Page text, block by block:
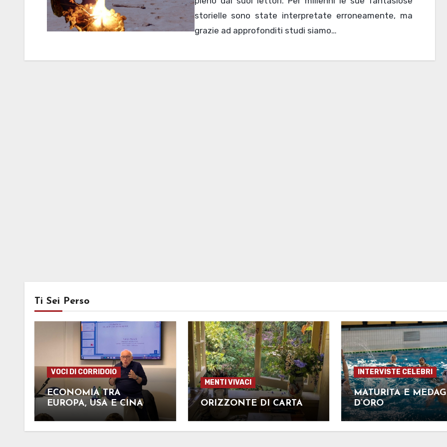
storielle sono state interpretate erroneamente, ma
grazie ad approfonditi studi siamo…
Ti Sei Perso
VOCI DI CORRIDOIO
ECONOMIA TRA
EUROPA, USA E CINA
MENTI VIVACI
ORIZZONTE DI CARTA
INTERVISTE CELEBRI
MATURITÀ E
D’ORO